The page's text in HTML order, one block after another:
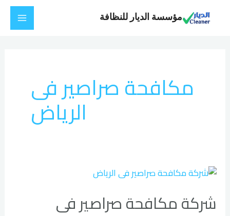
مؤسسة الديار للنظافة
Main
مكافحة صراصير فى
الرياض
شركة مكافحة صراصير فى
شركة
صراصير